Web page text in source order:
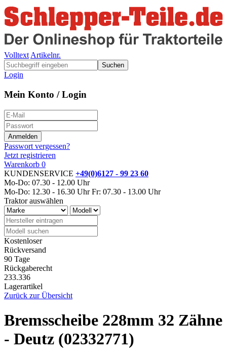
Volltext Artikelnr.
Suchen
Login
Mein Konto / Login
Passwort vergessen?
Jetzt registrieren
Warenkorb 0
KUNDENSERVICE +49(0)6127 - 99 23 60
Mo-Do: 07.30 - 12.00 Uhr
Mo-Do: 12.30 - 16.30 Uhr Fr: 07.30 - 13.00 Uhr
Traktor auswählen
Kostenloser
Rückversand
90 Tage
Rückgaberecht
233.336
Lagerartikel
Zurück zur Übersicht
Bremsscheibe 228mm 32 Zähne
- Deutz (02332771)